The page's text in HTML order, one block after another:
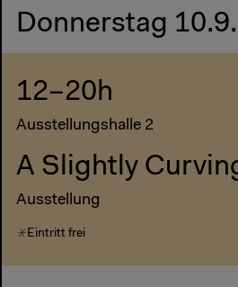
Donnerstag
12–20h
Ausstellungshalle 2
A Slightly
Ausstellung
Eintritt frei